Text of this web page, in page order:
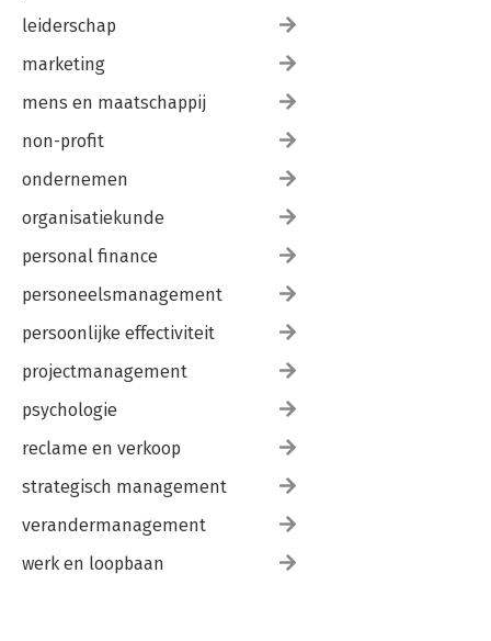
leiderschap
marketing
mens en maatschappij
non-profit
ondernemen
organisatiekunde
personal finance
personeelsmanagement
persoonlijke effectiviteit
projectmanagement
psychologie
reclame en verkoop
strategisch management
verandermanagement
werk en loopbaan